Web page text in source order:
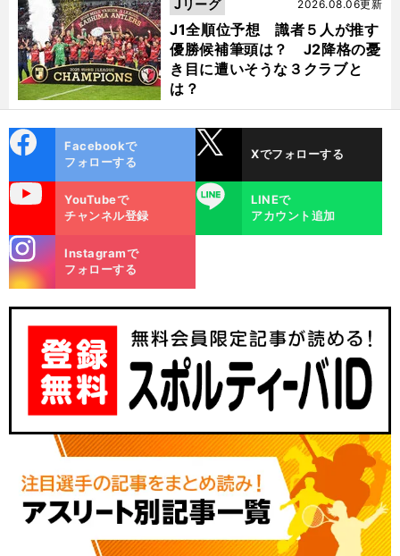
J1全順位予想 識者５人が推す
優勝候補筆頭は？ J2降格の憂
き目に遭いそうな３クラブと
は？
2026.08.06更新
Jリーグ
ok
Facebookで
フォローする
Xでフォローする
YouTubeで
チャンネル登録
LINE
LINEで
アカウント追加
m
Instagramで
フォローする